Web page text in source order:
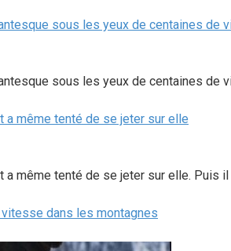
sous les yeux de centaines de
sous les yeux de centaines de
a même tenté de se jeter sur elle
même tenté de se jeter sur elle. Puis
dans les montagnes